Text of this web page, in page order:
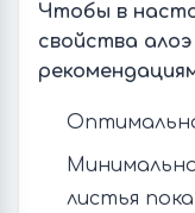
Чтобы в
свойства
листья